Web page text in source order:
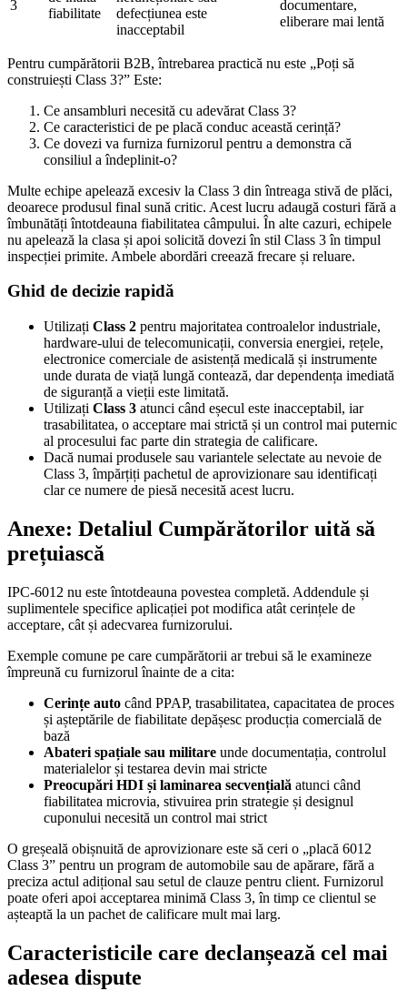
3
fiabilitate
defecțiunea este
inacceptabil
documentare,
eliberare mai lentă
Pentru cumpărătorii B2B, întrebarea practică nu este „Poți să
construiești Class 3?” Este:
Ce ansambluri necesită cu adevărat Class 3?
Ce caracteristici de pe placă conduc această cerință?
Ce dovezi va furniza furnizorul pentru a demonstra că
consiliul a îndeplinit-o?
Multe echipe apelează excesiv la Class 3 din întreaga stivă de plăci,
deoarece produsul final sună critic. Acest lucru adaugă costuri fără a
îmbunătăți întotdeauna fiabilitatea câmpului. În alte cazuri, echipele
nu apelează la clasa și apoi solicită dovezi în stil Class 3 în timpul
inspecției primite. Ambele abordări creează frecare și reluare.
Ghid de decizie rapidă
Utilizați Class 2 pentru majoritatea controalelor industriale,
hardware-ului de telecomunicații, conversia energiei, rețele,
electronice comerciale de asistență medicală și instrumente
unde durata de viață lungă contează, dar dependența imediată
de siguranță a vieții este limitată.
Utilizați Class 3 atunci când eșecul este inacceptabil, iar
trasabilitatea, o acceptare mai strictă și un control mai puternic
al procesului fac parte din strategia de calificare.
Dacă numai produsele sau variantele selectate au nevoie de
Class 3, împărțiți pachetul de aprovizionare sau identificați
clar ce numere de piesă necesită acest lucru.
Anexe: Detaliul Cumpărătorilor uită să
prețuiască
IPC-6012 nu este întotdeauna povestea completă. Addendule și
suplimentele specifice aplicației pot modifica atât cerințele de
acceptare, cât și adecvarea furnizorului.
Exemple comune pe care cumpărătorii ar trebui să le examineze
împreună cu furnizorul înainte de a cita:
Cerințe auto când PPAP, trasabilitatea, capacitatea de proces
și așteptările de fiabilitate depășesc producția comercială de
bază
Abateri spațiale sau militare unde documentația, controlul
materialelor și testarea devin mai stricte
Preocupări HDI și laminarea secvențială atunci când
fiabilitatea microvia, stivuirea prin strategie și designul
cuponului necesită un control mai strict
O greșeală obișnuită de aprovizionare este să ceri o „placă 6012
Class 3” pentru un program de automobile sau de apărare, fără a
preciza actul adițional sau setul de clauze pentru client. Furnizorul
poate oferi apoi acceptarea minimă Class 3, în timp ce clientul se
așteaptă la un pachet de calificare mult mai larg.
Caracteristicile care declanșează cel mai
adesea dispute